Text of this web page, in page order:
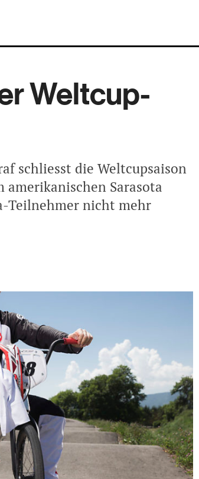
Weltcup-
schliesst die Weltcupsaison
amerikanischen Sarasota
Teilnehmer nicht mehr